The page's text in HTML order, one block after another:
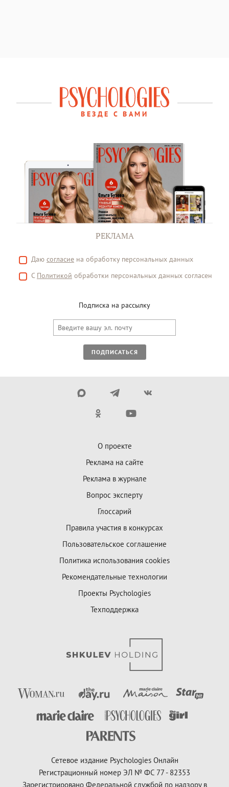
ВЕЗДЕ С ВАМИ
РЕКЛАМА
Даю согласие на обработку персональных данных
С Политикой обработки персональных данных согласен
Подписка на рассылку
ПОДПИСАТЬСЯ
О проекте
Реклама на сайте
Реклама в журнале
Вопрос эксперту
Глоссарий
Правила участия в конкурсах
Пользовательское соглашение
Политика использования cookies
Рекомендательные технологии
Проекты Psychologies
Техподдержка
Сетевое издание Psychologies Онлайн
Регистрационный номер ЭЛ № ФС 77 - 82353
Зарегистрировано Федеральной службой по надзору в